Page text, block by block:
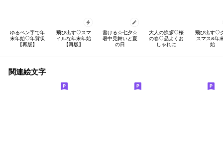
ゆるペン字で年
末年始♡年賀状
【再版】
飛び出す♡スマ
イルな年末年始
【再版】
書ける☆七夕☆
暑中見舞いと夏
の日
大人の挨拶♡桜
の春♡品よくお
しゃれに
飛び出す♡
スマス&年
始
関連絵文字